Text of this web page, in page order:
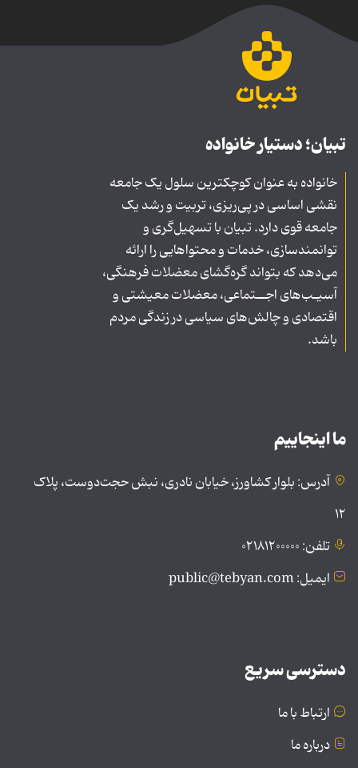
تبیان؛ دستیار خانواده
خانواده به عنوان کوچکترین سلول یک جامعه
نقشی اساسی در پی‌ریزی، تربیت و رشد یک
جامعه قوی دارد. تبیان با تسهیل‌گری و
توانمندسازی، خدمات و محتواهایی را ارائه
می‌دهد که بتواند گره‌گشای معضلات فرهنگی،
آسیـب‌های اجــتماعی، معضلات معیشتی و
اقتصادی و چالش‌های سیاسی در زندگی مردم
باشد.
ما اینجاییم
آدرس: بلوار کشاورز، خیابان نادری، نبش حجت‌دوست، پلاک
۱۲
تلفن: ۰۲۱۸۱۲۰۰۰۰۰
ایمیل: public@tebyan.com
دسترسی سریع
ارتباط با ما
درباره ما